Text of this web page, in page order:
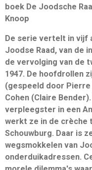
boek De Joodsche
Knoop
De serie vertelt in vijf
Joodse Raad, van de
de vervolging van de
1947. De hoofdrollen
(gespeeld door
Cohen (Claire
verpleegster in een
werkt ze in de crèche
Schouwburg. Daar is
wegsmokkelen van
onderduikadressen.